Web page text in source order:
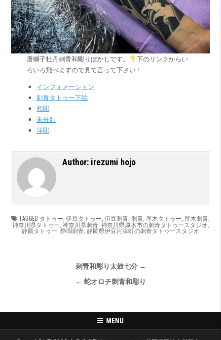
唐獅子牡丹刺青和彫りぼかしです。
下のリンクからい
ろいろ飛べますので見て言って下さい！
インフォメーション
刺青タトゥー下絵
和彫
未分類
洋彫
Author: irezumi hojo
TAGGED タトゥー 伊豆タトゥー 伊豆刺青 刺青 厚木タトゥー 厚木刺青
神奈川県タトゥー 神奈川県刺青, 神奈川県厚木市の刺青タトゥースタジオ,
静岡タトゥー 静岡刺青 ,静岡県伊豆河津町の刺青タトゥースタジオ
投稿ナビゲーション
刺青和彫り太鼓七分 →
← 蛇オロチ刺青和彫り
MENU